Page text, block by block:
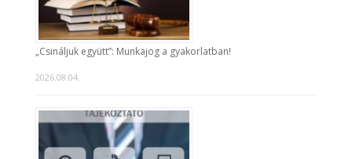
„Csináljuk együtt”: Munkajog a gyakorlatban!
2026.08.04.